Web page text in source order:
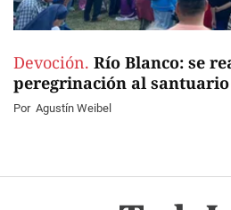
Devoción. Río Blanco: se
peregrinación al santuario
Por Agustín Weibel